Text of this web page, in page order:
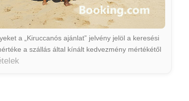
a „Kiruccanós ajánlat” jelvény jelöl a keresési
a szállás által kínált kedvezmény mértékétől